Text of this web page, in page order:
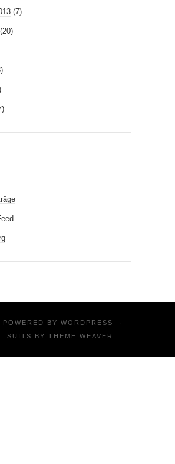
(7)
(20)
POWERED BY WORDPRESS
·
SUITS BY THEME WEAVER